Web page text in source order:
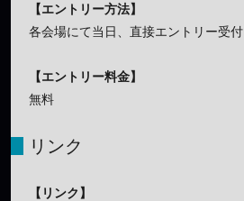
【エントリー方法】
各会場にて当日、直接エントリー受付
【エントリー料金】
無料
リンク
【リンク】